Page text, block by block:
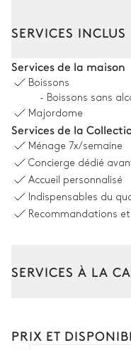
Indépendante
Réfrigérateur
Four à micro-ondes
Salle à manger
Table
Chambre Master
SERVICES INCLUS
Services de la maison
Boissons
- Boissons sans
Majordome
Services de la
Ménage 7x/semaine
Concierge dédié
Accueil personnalisé
Indispensables du
Recommandations
SERVICES À LA
Transfert à l'arrivée
PRIX ET